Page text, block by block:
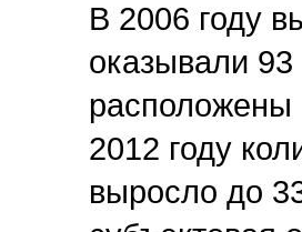
В 2006 году
оказывали
расположены
2012 году
выросло до